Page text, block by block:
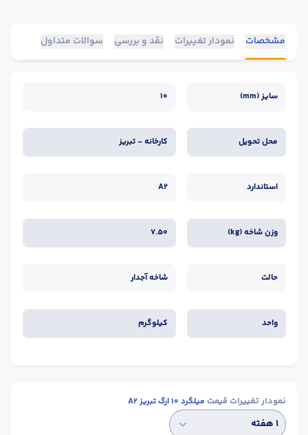
مشخصات نمودار تغییرات نقد و بررسی سوالات متداول
سایز (mm) 10
محل تحویل کارخانه - تبریز
استاندارد A2
وزن شاخه (kg) 7.50
حالت شاخه آجدار
واحد کیلوگرم
نمودار تغییرات قیمت میلگرد 10 ارگ تبریز A2
۱ هفته